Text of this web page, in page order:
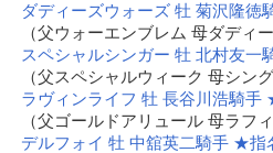
ダディーズウォーズ 牡 菊沢隆
（父ウォーエンブレム 母ダディ
スペシャルシンガー 牡 北村友
（父スペシャルウィーク 母シン
ラヴィンライフ 牡 長谷川浩騎手
（父ゴールドアリュール 母ラフ
デルフォイ 牡 中舘英二騎手 ★指